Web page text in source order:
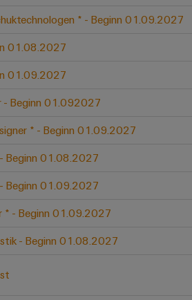
* - Beginn 01.09.2027
01.08.2027
01.09.2027
- Beginn 01.092027
* - Beginn 01.09.2027
Beginn 01.08.2027
Beginn 01.09.2027
* - Beginn 01.09.2027
- Beginn 01.08.2027